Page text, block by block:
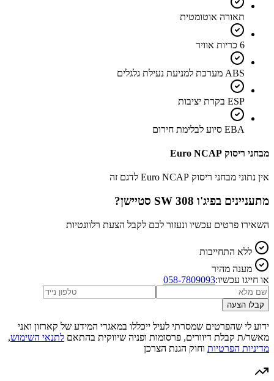
תאורה אוטומטית
6 כריות אוויר
ABS מערכת למניעת נעילת גלגלים
ESP בקרת יציבות
EBA סיוע לבלימת חירום
מבחני ריסוק Euro NCAP
אין נתוני מבחני ריסוק Euro NCAP לדגם זה
מתעניינים בפיג'ו 308 SW סטיישן ?
השאירו פרטים עכשיו ונעזור לכם לקבל הצעת רלוונטיות
ללא התחייבות
מענה מהיר
או חייגו עכשיו:058-7809093
קבלו הצעה
ידוע לי שהפרטים שמסרתי לעיל ייכללו במאגרי המידע של קארזון ואני
מאשר/ת קבלת דיוורים, פרסומות ופניה שיווקית בהתאם לתנאי השימוש,
מדיניות הפרטיות וחוק הגנת הצרכן